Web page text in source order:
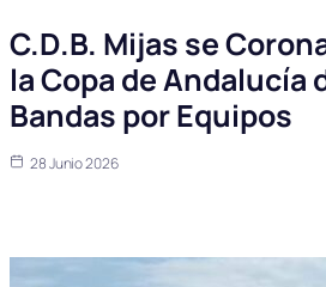
C.D.B. Mijas se
la Copa de Andalucía
Bandas por Equipos
28 Junio 2026